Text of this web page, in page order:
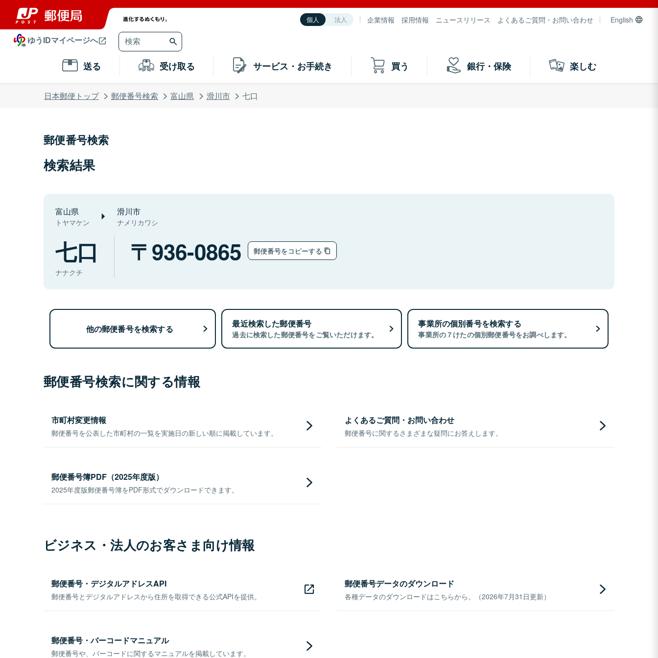
個人 法人 企業情報 採用情報 ニュースリリース よくあるご質問・お問い合わせ English
ゆうIDマイページへ
送る 受け取る サービス・お手続き 買う 銀行・保険 楽しむ
日本郵便トップ 郵便番号検索 富山県 滑川市 七口
郵便番号検索
検索結果
富山県
トヤマケン
滑川市
ナメリカワシ
七口
ナナクチ
936-0865 郵便番号をコピーする
他の郵便番号を検索する 最近検索した郵便番号
過去に検索した郵便番号をご覧いただけます。
事業所の個別番号を検索する
事業所の７けたの個別郵便番号をお調べします。
郵便番号検索に関する情報
市町村変更情報
郵便番号を公表した市町村の一覧を実施日の新しい順に掲載しています。
よくあるご質問・お問い合わせ
郵便番号に関するさまざまな疑問にお答えします。
郵便番号簿PDF（2025年度版）
2025年度版郵便番号簿をPDF形式でダウンロードできます。
ビジネス・法人のお客さま向け情報
郵便番号・デジタルアドレスAPI
郵便番号とデジタルアドレスから住所を取得できる公式APIを提供。
郵便番号データのダウンロード
各種データのダウンロードはこちらから。（2026年7月31日更新）
郵便番号・バーコードマニュアル
郵便番号や、バーコードに関するマニュアルを掲載しています。